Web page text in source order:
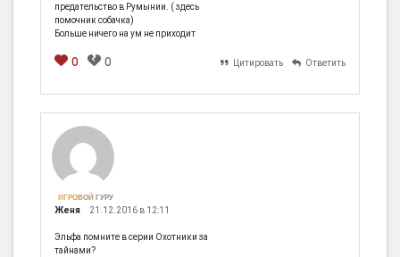
предательство в Румынии. ( здесь
помочник собачка)
Больше ничего на ум не приходит
0 0 Цитировать Ответить
ИГРОВОЙ ГУРУ
Женя 21.12.2016 в 12:11
Эльфа помните в серии Охотники за
тайнами?